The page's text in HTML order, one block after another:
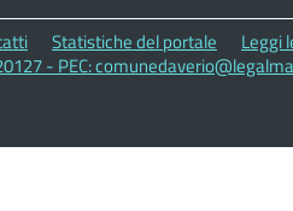
Statistiche del portale Leggi
- PEC: